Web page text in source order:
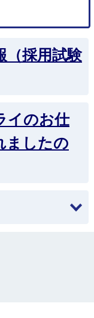
（採用試験
イのお仕
ましたの